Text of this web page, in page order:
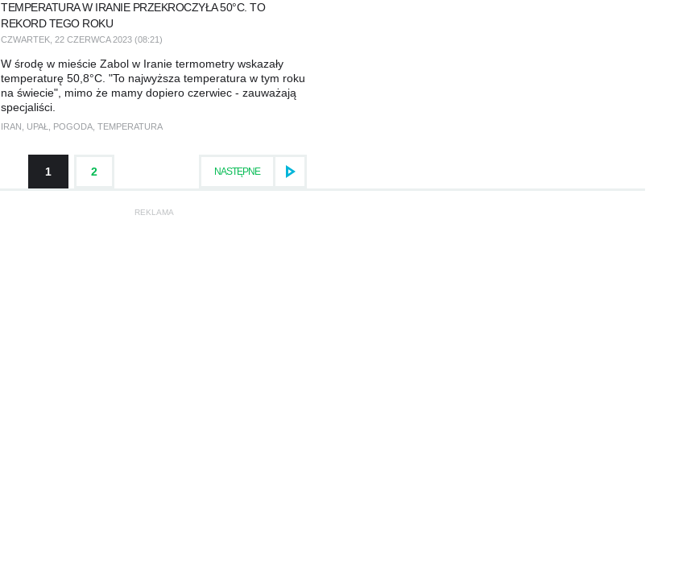
TEMPERATURA W IRANIE PRZEKROCZYŁA 50°C. TO
REKORD TEGO ROKU
CZWARTEK, 22 CZERWCA 2023 (08:21)
W środę w mieście Zabol w Iranie termometry wskazały
temperaturę 50,8°C. "To najwyższa temperatura w tym roku
na świecie", mimo że mamy dopiero czerwiec - zauważają
specjaliści.
IRAN UPAŁ POGODA TEMPERATURA
1 2 NASTĘPNE
REKLAMA